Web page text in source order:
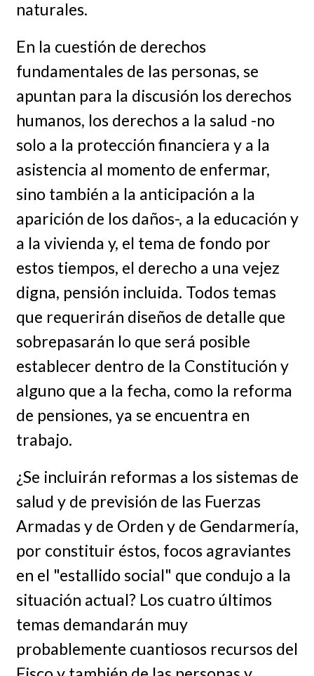
naturales.
En la cuestión de derechos
fundamentales de las personas, se
apuntan para la discusión los derechos
humanos, los derechos a la salud -no
solo a la protección financiera y a la
asistencia al momento de enfermar,
sino también a la anticipación a la
aparición de los daños-, a la educación y
a la vivienda y, el tema de fondo por
estos tiempos, el derecho a una vejez
digna, pensión incluida. Todos temas
que requerirán diseños de detalle que
sobrepasarán lo que será posible
establecer dentro de la Constitución y
alguno que a la fecha, como la reforma
de pensiones, ya se encuentra en
trabajo.
¿Se incluirán reformas a los sistemas de
salud y de previsión de las Fuerzas
Armadas y de Orden y de Gendarmería,
por constituir éstos, focos agraviantes
en el "estallido social" que condujo a la
situación actual? Los cuatro últimos
temas demandarán muy
probablemente cuantiosos recursos del